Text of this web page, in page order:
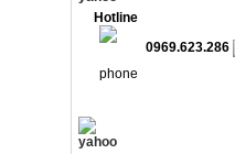
Hotline
0969.623.286